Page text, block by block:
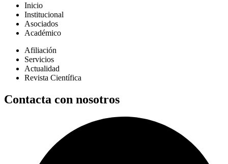
Inicio
Institucional
Asociados
Académico
Afiliación
Servicios
Actualidad
Revista Científica
Contacta con nosotros